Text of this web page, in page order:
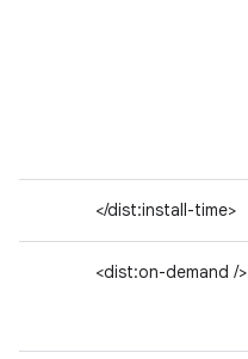
</dist:install-time>
<dist:on-demand />